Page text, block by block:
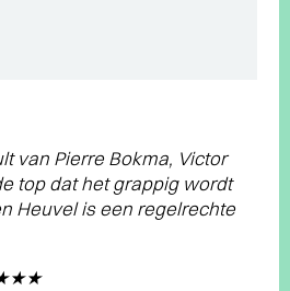
van Pierre Bokma, Victor
top dat het grappig wordt
Heuvel is een regelrechte
★★★